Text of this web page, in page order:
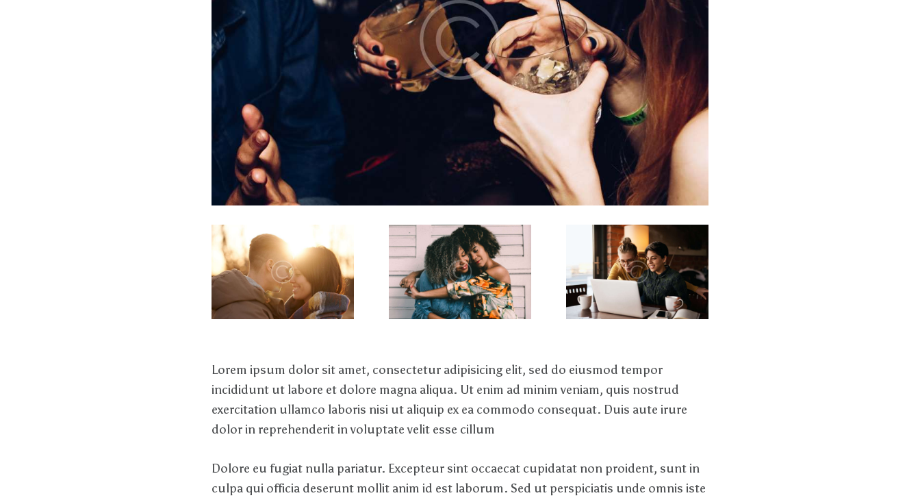
Lorem ipsum dolor sit amet, consectetur adipisicing elit, sed do eiusmod tempor
incididunt ut labore et dolore magna aliqua. Ut enim ad minim veniam, quis nostrud
exercitation ullamco laboris nisi ut aliquip ex ea commodo consequat. Duis aute irure
dolor in reprehenderit in voluptate velit esse cillum
Dolore eu fugiat nulla pariatur. Excepteur sint occaecat cupidatat non proident, sunt in
culpa qui officia deserunt mollit anim id est laborum. Sed ut perspiciatis unde omnis iste